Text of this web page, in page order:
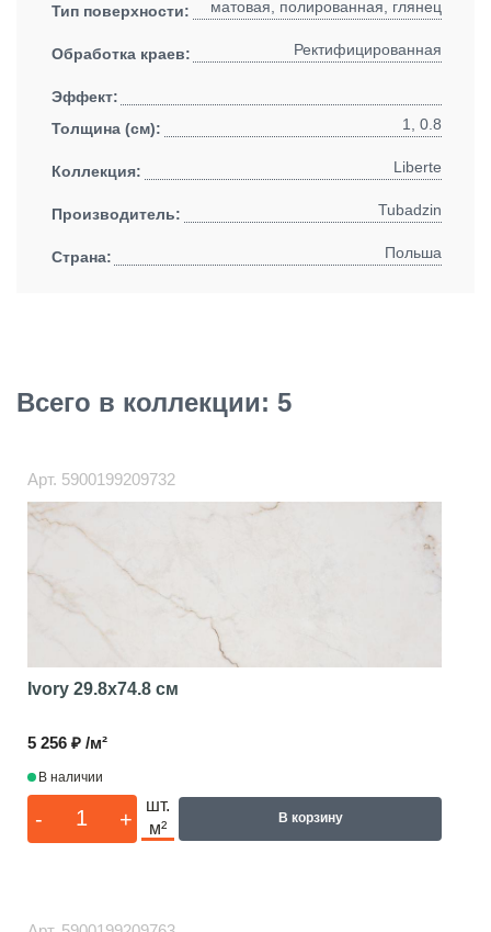
Тип поверхности: матовая, полированная, глянец
Обработка краев: Ректифицированная
Эффект:
Толщина (см):
1, 0.8
Коллекция: Liberte
Производитель: Tubadzin
Страна: Польша
Всего в коллекции: 5
Арт. 5900199209732
Ivory 29.8x74.8 см
5 256 ₽ /м²
В наличии
- +
шт.
м²
В корзину